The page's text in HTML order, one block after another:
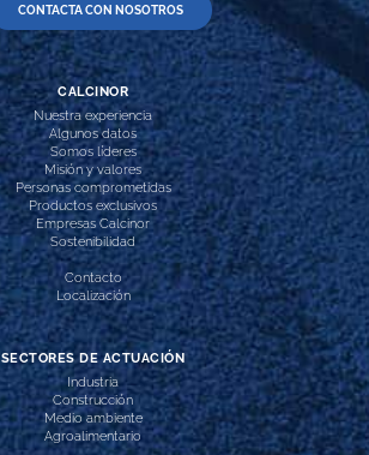
CONTACTA CON NOSOTROS
CALCINOR
Nuestra experiencia
Algunos datos
Somos líderes
Misión y valores
Personas comprometidas
Productos exclusivos
Empresas Calcinor
Sostenibilidad
Contacto
Localización
SECTORES DE ACTUACIÓN
Industria
Construcción
Medio ambiente
Agroalimentario